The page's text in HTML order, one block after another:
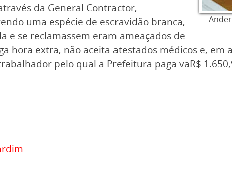
da General Contractor,
uma espécie de escravidão branca,
e se reclamassem eram ameaçados de
hora extra, não aceita atestados médicos e, em
pelo qual a Prefeitura paga vaR$